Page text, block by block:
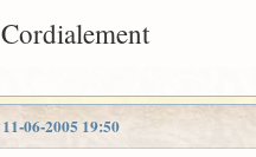
Cordialement
11-06-2005 19:50